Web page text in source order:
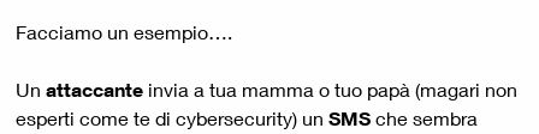
Facciamo un esempio….
Un attaccante invia a tua mamma o tuo papà (magari non
esperti come te di cybersecurity) un SMS che sembra